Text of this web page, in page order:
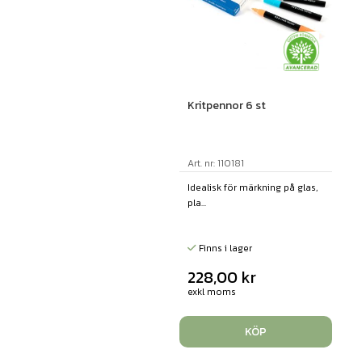
Kritpennor 6 st
Art. nr: 110181
Idealisk för märkning på glas,
pla...
Finns i lager
228,00 kr
exkl moms
KÖP